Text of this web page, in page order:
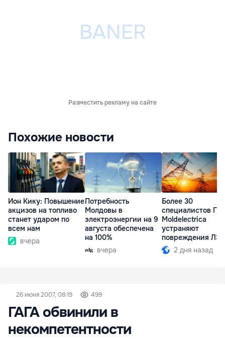
Разместить рекламу на сайте
Похожие новости
Ион Кику: Повышение
акцизов на топливо
станет ударом по
всем нам
вчера
Потребность
Молдовы в
электроэнергии на 9
августа обеспечена
на 100%
вчера
Более 30
специалистов ГП
Moldelectrica
устраняют
повреждения
Бельцы-
2 дня назад
26 июня 2007, 08:19 499
ГАГА обвинили в
некомпетентности